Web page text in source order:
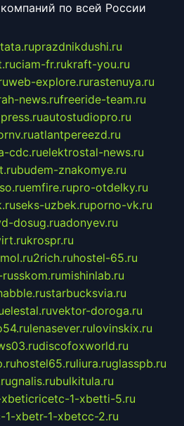
по всей России
prazdnikdushi.ru
ciam-fr.rukraft-you.ru
web-explore.rurastenuya.ru
news.rufreeride-team.ru
autostudiopro.ru
atlantpereezd.ru
cdc.ruelektrostal-news.ru
budem-znakomye.ru
emfire.rupro-otdelky.ru
seks-uzbek.ruporno-vk.ru
dosug.ruadonyev.ru
krospr.ru
2rich.ruhostel-65.ru
mishinlab.ru
starbucksvia.ru
elestal.ruvektor-doroga.ru
lenasever.rulovinskix.ru
discofoxworld.ru
hostel65.ruliura.ruglasspb.ru
gnalis.rubulkitula.ru
xbeticricetc-1-xbetti-5.ru
1-xbetr-1-xbetcc-2.ru